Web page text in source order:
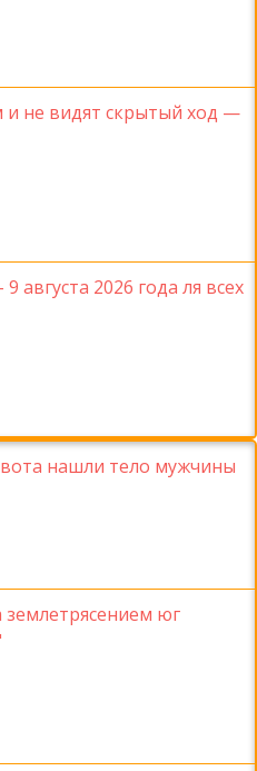
не видят скрытый ход —
августа 2026 года ля всех
нашли тело мужчины
юг